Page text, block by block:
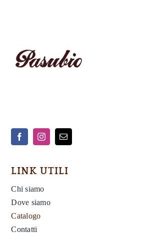
LINK UTILI
Chi siamo
Dove siamo
Catalogo
Contatti